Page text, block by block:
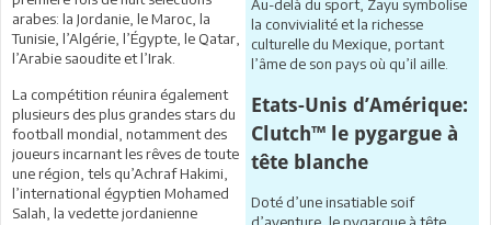
Au-delà du sport, Zayu symbolise
la convivialité et la richesse
culturelle du Mexique, portant
l’âme de son pays où qu’il aille.
Etats-Unis d’Amérique:
Clutch™ le pygargue à
tête blanche
Doté d’une insatiable soif
arabes: la Jordanie, le Maroc, la
Tunisie, l’Algérie, l’Égypte, le Qatar,
l’Arabie saoudite et l’Irak.
La compétition réunira également
plusieurs des plus grandes stars du
football mondial, notamment des
joueurs incarnant les rêves de toute
une région, tels qu’Achraf Hakimi,
l’international égyptien Mohamed
Salah, la vedette jordanienne